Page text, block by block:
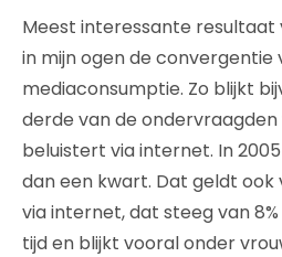
Meest interessante resultaat
in mijn ogen de convergentie
mediaconsumptie. Zo blijkt
derde van de ondervraagden
beluistert via internet. In
dan een kwart. Dat geldt
via internet, dat steeg van
tijd en blijkt vooral onder